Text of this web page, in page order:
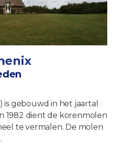
gebouwd in het jaartal
1982 dient de korenmolen
te vermalen. De molen